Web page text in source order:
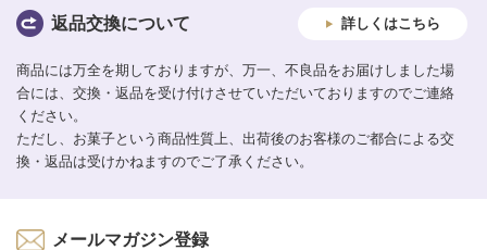
返品交換について 詳しくはこちら
商品には万全を期しておりますが、万一、不良品をお届けしました場
合には、交換・返品を受け付けさせていただいておりますのでご連絡
ください。
ただし、お菓子という商品性質上、出荷後のお客様のご都合による交
換・返品は受けかねますのでご了承ください。
メールマガジン登録